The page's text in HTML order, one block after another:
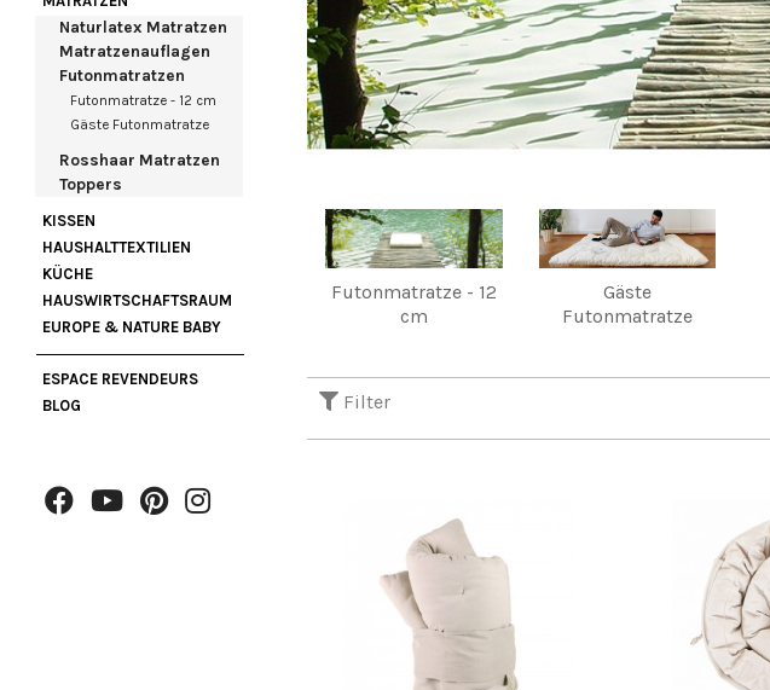
Naturlatex Matratzen
Matratzenauflagen
Futonmatratzen
Futonmatratze - 12 cm
Gäste Futonmatratze
Rosshaar Matratzen
Toppers
KISSEN
HAUSHALTTEXTILIEN
KÜCHE
HAUSWIRTSCHAFTSRAUM
EUROPE & NATURE BABY
ESPACE REVENDEURS
BLOG
Futonmatratze - 12
cm
Gäste
Futonmatratze
Filter